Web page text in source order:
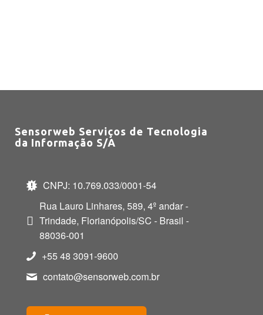
Sensorweb Serviços de Tecnologia
da Informação S/A
CNPJ: 10.769.033/0001-54
Rua Lauro Linhares, 589, 4º andar -
Trindade, Florianópolis/SC - Brasil -
88036-001
+55 48 3091-9600
contato@sensorweb.com.br